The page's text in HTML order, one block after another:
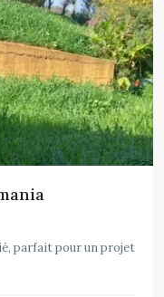
parfait pour un projet